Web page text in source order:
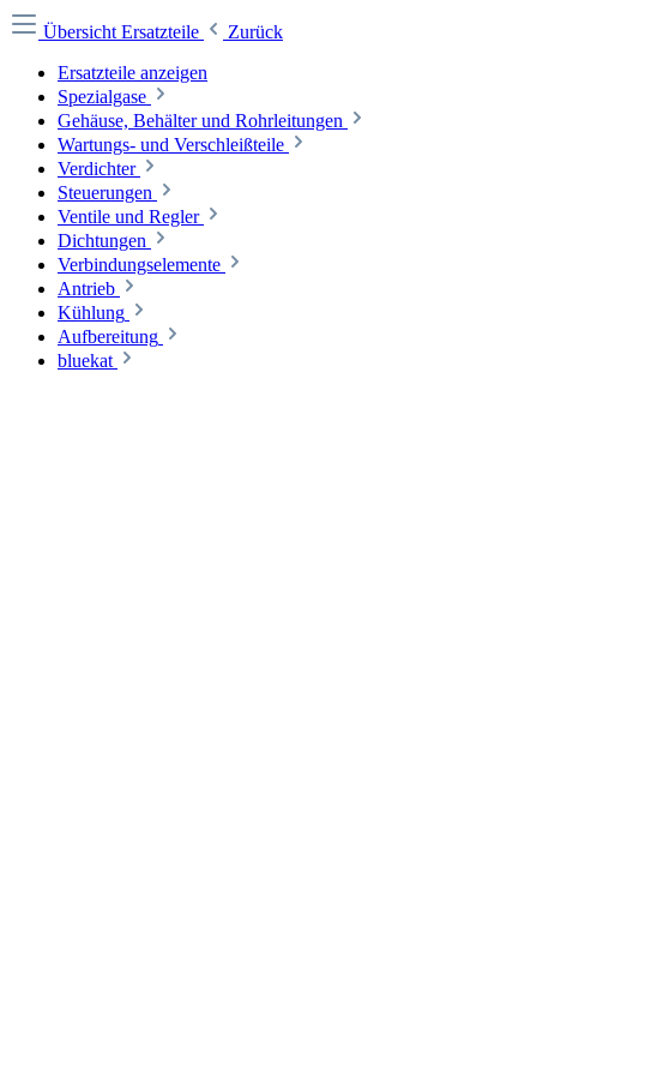
Übersicht Ersatzteile
Zurück
Ersatzteile anzeigen
Spezialgase
Gehäuse, Behälter und Rohrleitungen
Wartungs- und Verschleißteile
Verdichter
Steuerungen
Ventile und Regler
Dichtungen
Verbindungselemente
Antrieb
Kühlung
Aufbereitung
bluekat